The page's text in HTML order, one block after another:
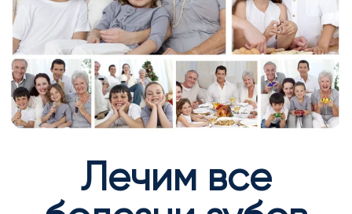
Лечим все